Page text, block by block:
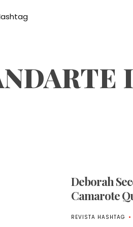
Deborah
Camarote
REVISTA HASHTAG